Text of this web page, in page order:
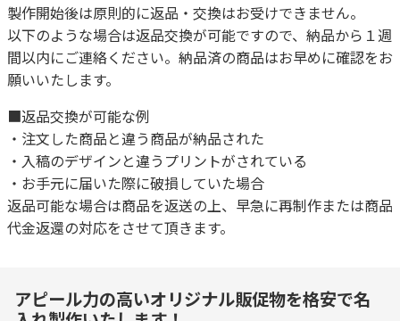
製作開始後は原則的に返品・交換はお受けできません。
以下のような場合は返品交換が可能ですので、納品から１週
間以内にご連絡ください。納品済の商品はお早めに確認をお
願いいたします。
■返品交換が可能な例
・注文した商品と違う商品が納品された
・入稿のデザインと違うプリントがされている
・お手元に届いた際に破損していた場合
返品可能な場合は商品を返送の上、早急に再制作または商品
代金返還の対応をさせて頂きます。
アピール力の高いオリジナル販促物を格安で名